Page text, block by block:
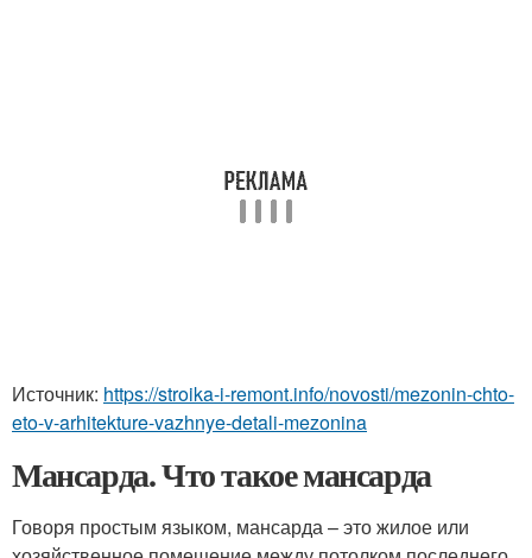
Источник: https://stroika-i-remont.info/novosti/mezonin-chto-
eto-v-arhitekture-vazhnye-detali-mezonina
Мансарда. Что такое мансарда
Говоря простым языком, мансарда – это жилое или